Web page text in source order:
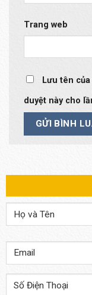
Trang web
Lưu tên
duyệt này cho